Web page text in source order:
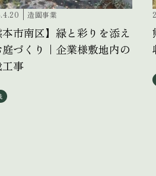
造園事業
本市南区】緑と彩りを添え
庭づくり｜企業様敷地内の
事